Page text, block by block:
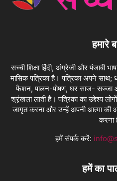
हमारे
सच्ची शिक्षा हिंदी, अंग्रेजी और पंजाबी
मासिक पत्रिका है। पत्रिका अपने साथ;
फैशन, पालन-पोषण, घर साज- सज्जा
श्रृंखला लाती है। पत्रिका का उद्देश्य
जागृत करना और उन्हें अपनी आत्मा की
करना
हमें संपर्क करें:
हमें का